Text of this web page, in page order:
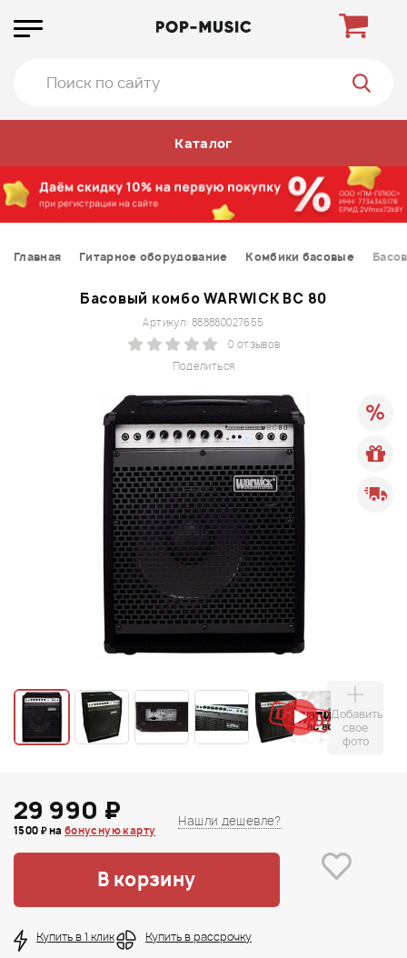
Каталог
Главная Гитарное оборудование Комбики басовые
Басовый комбо WARWICK BC 80
Поделиться
Артикул: 888880027655
0 отзывов
Добавить
свое
фото
29 990 ₽
1500 ₽ на бонусную карту
Нашли дешевле?
В корзину
Купить в 1 клик Купить в рассрочку